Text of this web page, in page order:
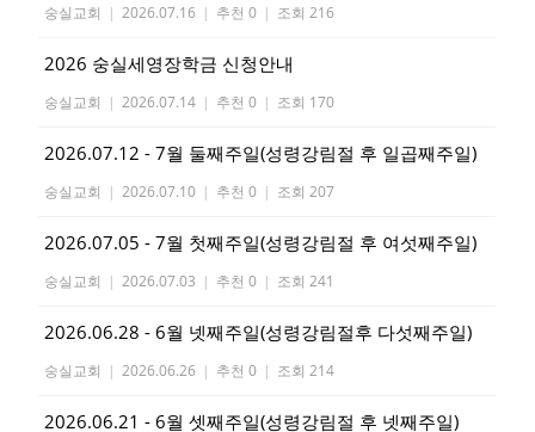
숭실교회 | 2026.07.16 | 추천 0 | 조회 216
2026 숭실세영장학금 신청안내
숭실교회 | 2026.07.14 | 추천 0 | 조회 170
2026.07.12 - 7월 둘째주일(성령강림절 후 일곱째주일)
숭실교회 | 2026.07.10 | 추천 0 | 조회 207
2026.07.05 - 7월 첫째주일(성령강림절 후 여섯째주일)
숭실교회 | 2026.07.03 | 추천 0 | 조회 241
2026.06.28 - 6월 넷째주일(성령강림절후 다섯째주일)
숭실교회 | 2026.06.26 | 추천 0 | 조회 214
2026.06.21 - 6월 셋째주일(성령강림절 후 넷째주일)